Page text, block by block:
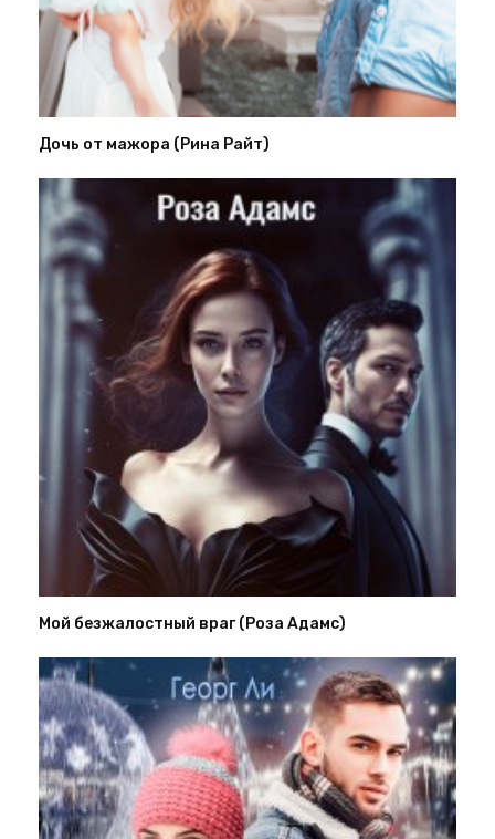
Дочь от мажора (Рина Райт)
Мой безжалостный враг (Роза Адамс)